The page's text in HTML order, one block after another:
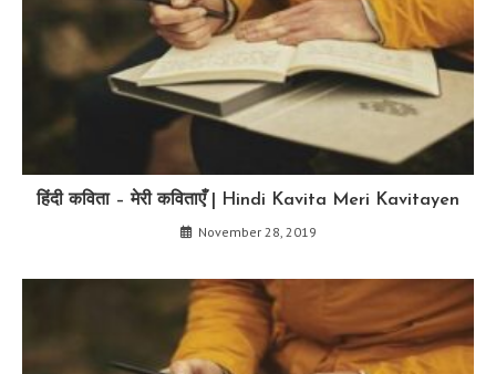
हिंदी कविता – मेरी कविताएँ | Hindi Kavita Meri Kavitayen
November 28, 2019